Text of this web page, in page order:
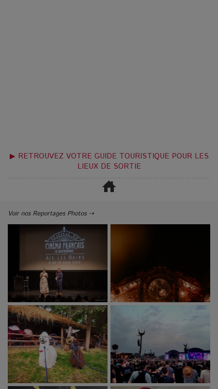
▶ RETROUVEZ VOTRE GUIDE TOURISTIQUE POUR LES
LIEUX DE SORTIE
Voir nos Reportages Photos ⇢